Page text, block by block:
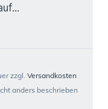
zzgl. Versandkosten
anders beschrieben